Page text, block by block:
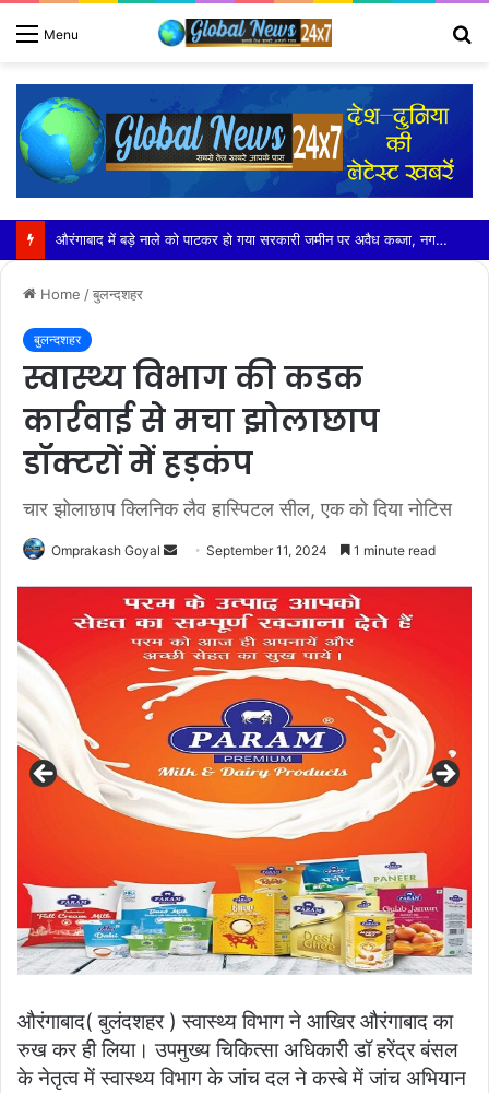
Menu
GNIOT के विद्युत अभियांत्रिकी विभाग का ओरिएंटेशन कार्यक्रम (प्रथम दिवस) 2026 भव्य आयोजन
Home /बुलन्दशहर
बुलन्दशहर
स्वास्थ्य विभाग की कडक
कार्रवाई से मचा झोलाछाप
डॉक्टरों में हड़कंप
चार झोलाछाप क्लिनिक लैव हास्पिटल सील, एक को दिया नोटिस
Omprakash Goyal
Send
email
September 11, 2024 1 minute read
औरंगाबाद( बुलंदशहर ) स्वास्थ्य विभाग ने आखिर औरंगाबाद का
रुख कर ही लिया। उपमुख्य चिकित्सा अधिकारी डॉ हरेंद्र बंसल
के नेतृत्व में स्वास्थ्य विभाग के जांच दल ने कस्बे में जांच अभियान